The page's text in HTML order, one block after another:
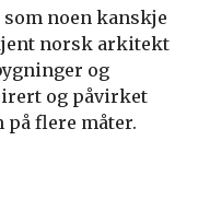
noen kanskje
norsk arkitekt
og
og påvirket
flere måter.